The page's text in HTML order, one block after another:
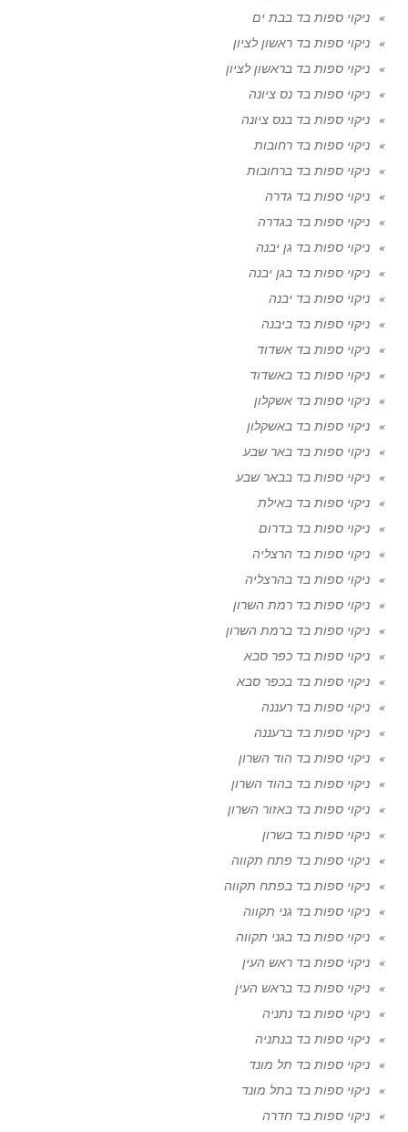
ניקוי ספות בד בבת ים
ניקוי ספות בד ראשון לציון
ניקוי ספות בד בראשון לציון
ניקוי ספות בד נס ציונה
ניקוי ספות בד בנס ציונה
ניקוי ספות בד רחובות
ניקוי ספות בד ברחובות
ניקוי ספות בד גדרה
ניקוי ספות בד בגדרה
ניקוי ספות בד גן יבנה
ניקוי ספות בד בגן יבנה
ניקוי ספות בד יבנה
ניקוי ספות בד ביבנה
ניקוי ספות בד אשדוד
ניקוי ספות בד באשדוד
ניקוי ספות בד אשקלון
ניקוי ספות בד באשקלון
ניקוי ספות בד באר שבע
ניקוי ספות בד בבאר שבע
ניקוי ספות בד באילת
ניקוי ספות בד בדרום
ניקוי ספות בד הרצליה
ניקוי ספות בד בהרצליה
ניקוי ספות בד רמת השרון
ניקוי ספות בד ברמת השרון
ניקוי ספות בד כפר סבא
ניקוי ספות בד בכפר סבא
ניקוי ספות בד רעננה
ניקוי ספות בד ברעננה
ניקוי ספות בד הוד השרון
ניקוי ספות בד בהוד השרון
ניקוי ספות בד באזור השרון
ניקוי ספות בד בשרון
ניקוי ספות בד פתח תקווה
ניקוי ספות בד בפתח תקווה
ניקוי ספות בד גני תקווה
ניקוי ספות בד בגני תקווה
ניקוי ספות בד ראש העין
ניקוי ספות בד בראש העין
ניקוי ספות בד נתניה
ניקוי ספות בד בנתניה
ניקוי ספות בד תל מונד
ניקוי ספות בד בתל מונד
ניקוי ספות בד חדרה